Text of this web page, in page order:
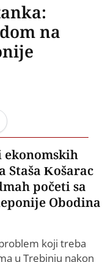
na
Staša Košarac
početi sa
Obodina
koji treba
u Trebinju nakon